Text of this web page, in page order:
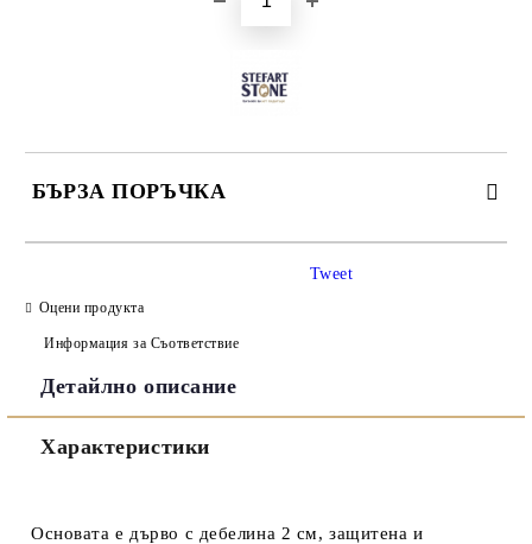
БЪРЗА ПОРЪЧКА
Ние ще се свържем с вас в рамките на работния ден.
Tweet
Оцени продукта
Информация за Съответствие
Детайлно описание
Характеристики
Основата е дърво с дебелина 2 см, защитена и